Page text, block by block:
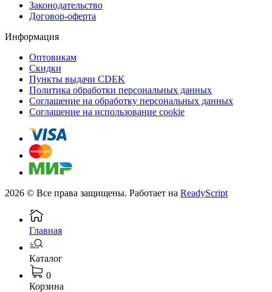
Законодательство
Договор-оферта
Информация
Оптовикам
Скидки
Пункты выдачи CDEK
Политика обработки персональных данных
Соглашение на обработку персональных данных
Соглашение на использование cookie
2026 © Все права защищены. Работает на ReadyScript
Главная
Каталог
0
Корзина